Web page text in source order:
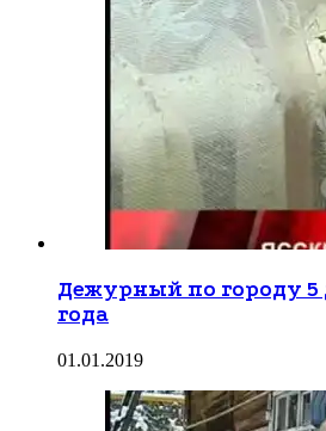
Дежурный по городу 5
года
01.01.2019